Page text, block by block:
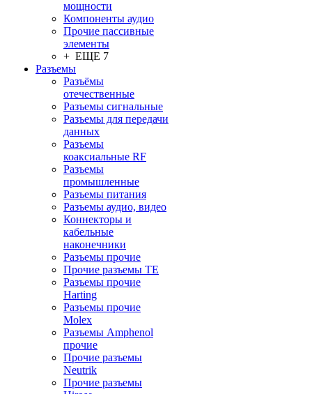
мощности
Компоненты аудио
Прочие пассивные
элементы
+ ЕЩЕ 7
Разъeмы
Разъёмы
отечественные
Разъeмы сигнальные
Разъeмы для передачи
данных
Разъeмы
коаксиальные RF
Разъeмы
промышленные
Разъeмы питания
Разъeмы аудио, видео
Коннекторы и
кабельные
наконечники
Разъeмы прочие
Прочие разъемы TE
Разъемы прочие
Harting
Разъемы прочие
Molex
Разъемы Amphenol
прочие
Прочие разъемы
Neutrik
Прочие разъемы